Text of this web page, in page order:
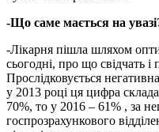
-Що саме мається на
-Лікарня пішла шляхом
сьогодні, про що свідчать і
Прослідковується
у 2013 році ця цифра
70%, то у 2016 – 61% , за
госпрозрахункового